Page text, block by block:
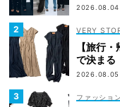
2026.08.04
VERY
【旅行
で決まる
2026.08.05
ファッション